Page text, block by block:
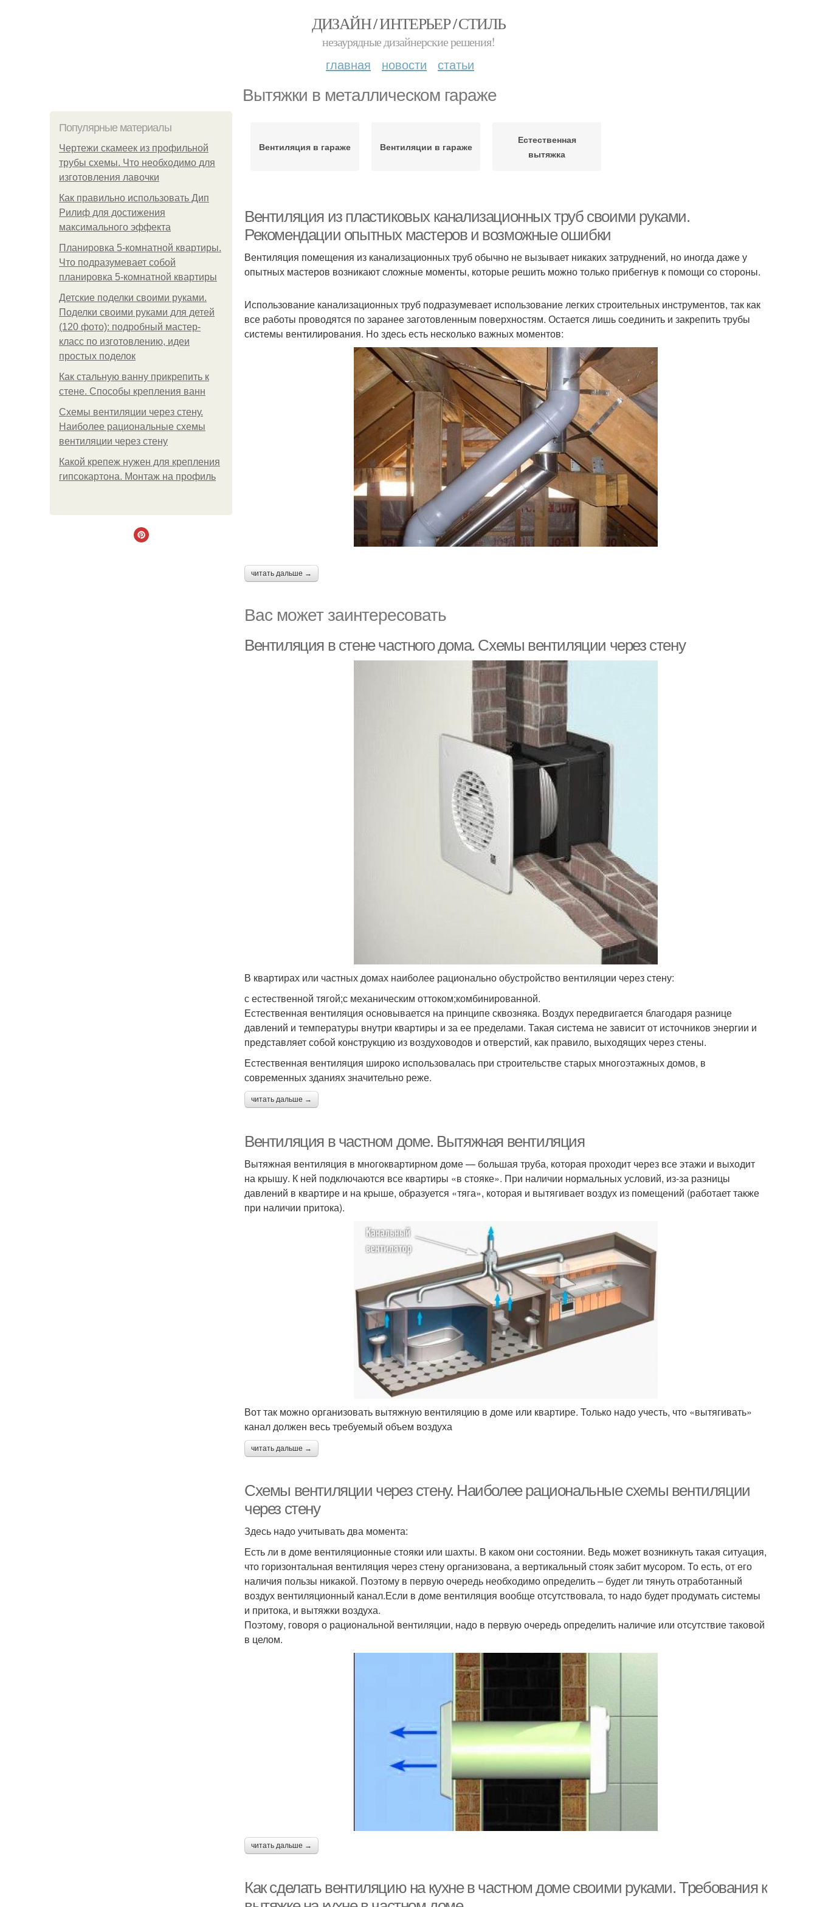
ДИЗАЙН / ИНТЕРЬЕР / СТИЛЬ
незаурядные дизайнерские решения!
главная новости статьи
Вытяжки в металлическом гараже
Популярные материалы
Чертежи скамеек из профильной
трубы схемы. Что необходимо для
изготовления лавочки
Как правильно использовать Дип
Рилиф для достижения
максимального эффекта
Планировка 5-комнатной квартиры.
Что подразумевает собой
планировка 5-комнатной квартиры
Детские поделки своими руками.
Поделки своими руками для детей
(120 фото): подробный мастер-
класс по изготовлению, идеи
простых поделок
Как стальную ванну прикрепить к
стене. Способы крепления ванн
Схемы вентиляции через стену.
Наиболее рациональные схемы
вентиляции через стену
Какой крепеж нужен для крепления
гипсокартона. Монтаж на профиль
Вентиляция в гараже Вентиляции в гараже
Естественная
вытяжка
Вентиляция из пластиковых канализационных труб своими руками.
Рекомендации опытных мастеров и возможные ошибки
Вентиляция помещения из канализационных труб обычно не вызывает никаких затруднений, но иногда даже у
опытных мастеров возникают сложные моменты, которые решить можно только прибегнув к помощи со стороны.
Использование канализационных труб подразумевает использование легких строительных инструментов, так как
все работы проводятся по заранее заготовленным поверхностям. Остается лишь соединить и закрепить трубы
системы вентилирования. Но здесь есть несколько важных моментов:
читать дальше →
Вас может заинтересовать
Вентиляция в стене частного дома. Схемы вентиляции через стену
В квартирах или частных домах наиболее рационально обустройство вентиляции через стену:
с естественной тягой;с механическим оттоком;комбинированной.
Естественная вентиляция основывается на принципе сквозняка. Воздух передвигается благодаря разнице
давлений и температуры внутри квартиры и за ее пределами. Такая система не зависит от источников энергии и
представляет собой конструкцию из воздуховодов и отверстий, как правило, выходящих через стены.
Естественная вентиляция широко использовалась при строительстве старых многоэтажных домов, в
современных зданиях значительно реже.
читать дальше →
Вентиляция в частном доме. Вытяжная вентиляция
Вытяжная вентиляция в многоквартирном доме — большая труба, которая проходит через все этажи и выходит
на крышу. К ней подключаются все квартиры «в стояке». При наличии нормальных условий, из-за разницы
давлений в квартире и на крыше, образуется «тяга», которая и вытягивает воздух из помещений (работает также
при наличии притока).
Вот так можно организовать вытяжную вентиляцию в доме или квартире. Только надо учесть, что «вытягивать»
канал должен весь требуемый объем воздуха
читать дальше →
Схемы вентиляции через стену. Наиболее рациональные схемы вентиляции
через стену
Здесь надо учитывать два момента:
Есть ли в доме вентиляционные стояки или шахты. В каком они состоянии. Ведь может возникнуть такая ситуация,
что горизонтальная вентиляция через стену организована, а вертикальный стояк забит мусором. То есть, от его
наличия пользы никакой. Поэтому в первую очередь необходимо определить – будет ли тянуть отработанный
воздух вентиляционный канал.Если в доме вентиляция вообще отсутствовала, то надо будет продумать системы
и притока, и вытяжки воздуха.
Поэтому, говоря о рациональной вентиляции, надо в первую очередь определить наличие или отсутствие таковой
в целом.
читать дальше →
Как сделать вентиляцию на кухне в частном доме своими руками. Требования к